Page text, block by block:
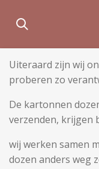
direct
hoofdinhoud
Uiteraard zijn wij
proberen zo
De kartonnen
verzenden, krijgen
wij werken samen
dozen anders weg